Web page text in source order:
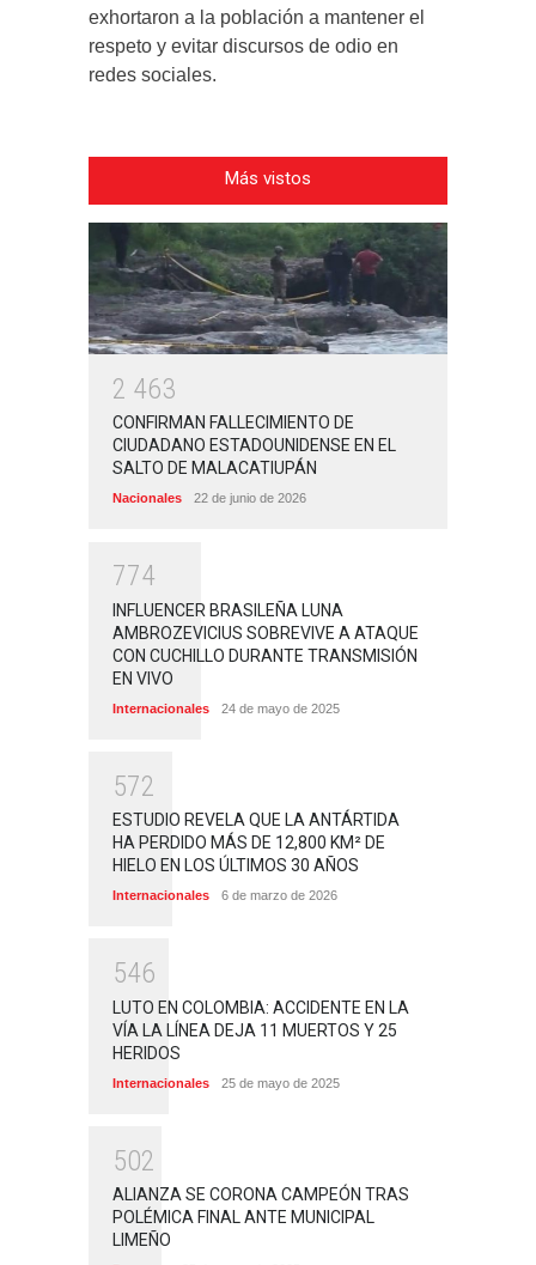
exhortaron a la población a mantener el
respeto y evitar discursos de odio en
redes sociales.
Más vistos
2 463
CONFIRMAN FALLECIMIENTO DE
CIUDADANO ESTADOUNIDENSE EN EL
SALTO DE MALACATIUPÁN
Nacionales 22 de junio de 2026
774
INFLUENCER BRASILEÑA LUNA
AMBROZEVICIUS SOBREVIVE A ATAQUE
CON CUCHILLO DURANTE TRANSMISIÓN
EN VIVO
Internacionales 24 de mayo de 2025
572
ESTUDIO REVELA QUE LA ANTÁRTIDA
HA PERDIDO MÁS DE 12,800 KM² DE
HIELO EN LOS ÚLTIMOS 30 AÑOS
Internacionales 6 de marzo de 2026
546
LUTO EN COLOMBIA: ACCIDENTE EN LA
VÍA LA LÍNEA DEJA 11 MUERTOS Y 25
HERIDOS
Internacionales 25 de mayo de 2025
502
ALIANZA SE CORONA CAMPEÓN TRAS
POLÉMICA FINAL ANTE MUNICIPAL
LIMEÑO